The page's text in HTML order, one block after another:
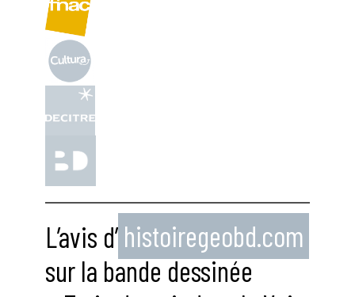
L’avis d’ histoiregeobd.com
sur la bande dessinée